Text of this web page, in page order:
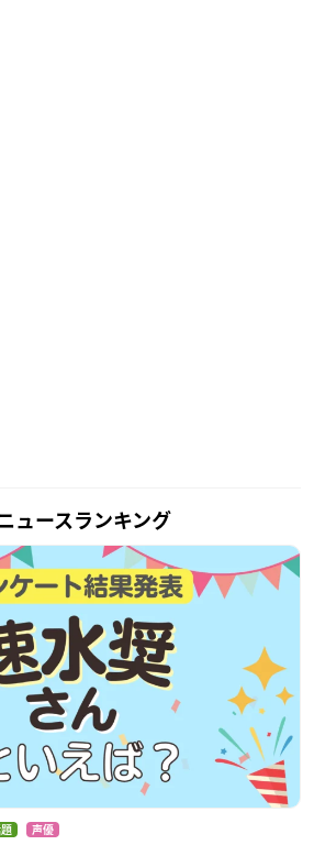
ュースランキング
声優